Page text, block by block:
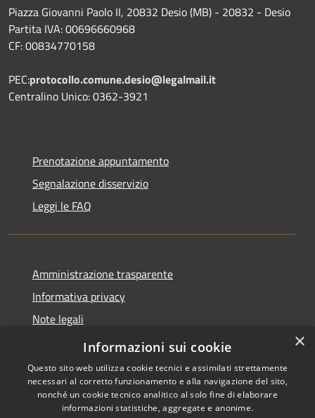
Piazza Giovanni Paolo II, 20832 Desio (MB) - 20832 - Desio
Partita IVA: 00696660968
CF: 00834770158
PEC:protocollo.comune.desio@legalmail.it
Centralino Unico: 0362-3921
Prenotazione appuntamento
Segnalazione disservizio
Leggi le FAQ
Amministrazione trasparente
Informativa privacy
Note legali
Dichiarazione di accessibilità
Copyright © 2026 • Comune di
×
Informazioni sui cookie
Questo sito web utilizza cookie tecnici e assimilati strettamente
necessari al corretto funzionamento e alla navigazione del sito,
nonché un cookie tecnico analitico al solo fine di elaborare
informazioni statistiche, aggregate e anonime.